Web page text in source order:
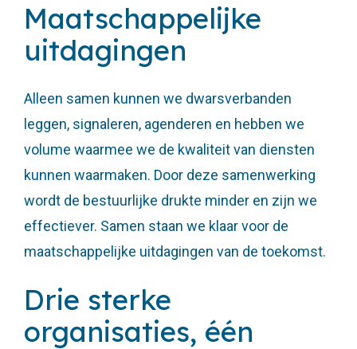
Maatschappelijke
uitdagingen
Alleen samen kunnen we dwarsverbanden
leggen, signaleren, agenderen en hebben we
volume waarmee we de kwaliteit van diensten
kunnen waarmaken. Door deze samenwerking
wordt de bestuurlijke drukte minder en zijn we
effectiever. Samen staan we klaar voor de
maatschappelijke uitdagingen van de toekomst.
Drie sterke
organisaties, één